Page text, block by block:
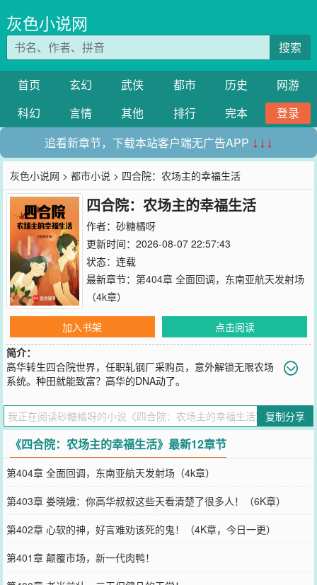
灰色小说网
搜索
首页 玄幻 武侠 都市 历史
网游
科幻
言情 其他 排行 完本
登录
追看新章节，下载本站客户端无广告APP ↓↓↓
灰色小说网 >都市小说 > 四合院：农场主的幸福生活
四合院：农场主的幸福生活
作者： 砂糖橘呀
更新时间：2026-08-07 22:57:43
状态：连载
最新章节： 第404章 全面回调，东南亚航天发射场
（4k章）
加入书架
点击阅读
简介：
高华转生四合院世界，任职轧钢厂采购员，意外解锁无限农场
系统。种田就能致富？高华的DNA动了。
您QQ群和微博微信里的朋友推荐哦！
复制分享
《四合院：农场主的幸福生活》最新12章节
第404章 全面回调，东南亚航天发射场（4k章）
第403章 娄晓娥：你高华叔叔这些天看清楚了很多人！（6K章）
第402章 心软的神，好言难劝该死的鬼！（4K章，今日一更）
第401章 颠覆市场，新一代肉鸭！